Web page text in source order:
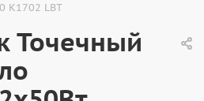
K1702 LBT
Точечный